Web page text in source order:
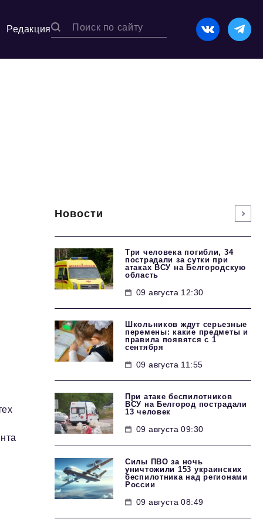
Редакция
Новости
Три человека погибли, 34
пострадали за сутки при
атаках ВСУ на Белгородскую
область
09 августа 12:30
Школьников ждут серьезные
перемены: какие предметы и
правила появятся с 1
сентября
09 августа 11:55
При атаке беспилотников
ВСУ на Белгород пострадали
13 человек
09 августа 09:30
Силы ПВО за ночь
уничтожили 153 украинских
беспилотника над регионами
России
09 августа 08:49